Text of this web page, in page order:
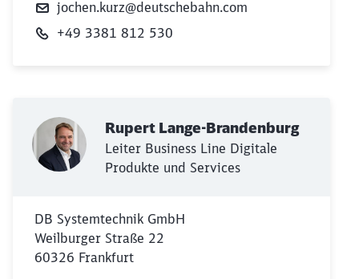
jochen.kurz@deutschebahn.com
+49 3381 812 530
Rupert Lange-Brandenburg
Leiter Business Line Digitale
Produkte und Services
DB Systemtechnik GmbH
Weilburger Straße 22
60326 Frankfurt